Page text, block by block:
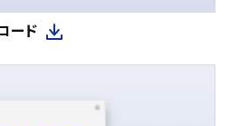
ード